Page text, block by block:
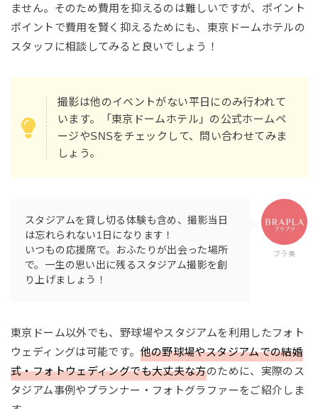
ません。そのため費用を抑えるのは難しいですが、ポイント
ポイントで費用を賢く抑えるためにも、東京ドームホテルの
スタッフに相談してみると良いでしょう！
撮影は他のイベントがない平日にのみ行われて
います。「東京ドームホテル」の公式ホームペ
ージやSNSをチェックして、問い合わせてみま
しょう。
ブラ美
スタジアムを貸し切る体験も含め、撮影当日
は忘れられない1日になります！
いつもの応援席で。おふたりが出会った場所
で。一生の思い出に残るスタジアム撮影を創
東京ドーム以外でも、野球場やスタジアムを利用したフォト
ウェディングは可能です。 他の野球場やスタジアムでの結婚
式・フォトウェディングでも大丈夫な方のために、実際のス
タジアム事例やプランナー・フォトグラファーをご紹介しま